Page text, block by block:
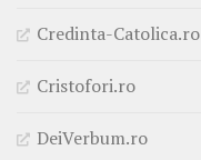
Credinta-Catolica.ro
Cristofori.ro
DeiVerbum.ro